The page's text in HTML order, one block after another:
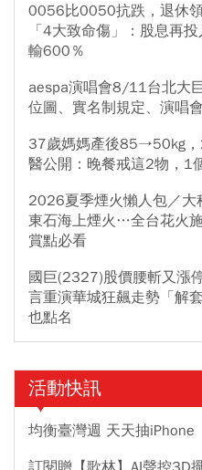
0056比0050抗跌，退休
「4大致命傷」：股息再
輸600％
aespa演唱會8/11台北大
位圖、實名制規定、演唱
37歲媽媽產後85→50kg
醫公開：晚餐戒這2物，1
2026夏季煙火懶人包／大
東石海上煙火…全台花火
賞點必看
國巨(2327)股價腰斬又漲
言重演華城狂飆走勢「解
也點名
活動快訊
均衡臺灣週 天天抽iPhone